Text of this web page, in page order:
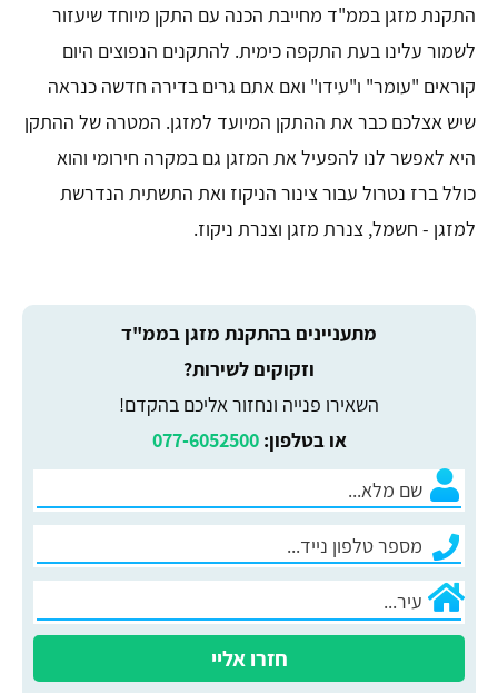
התקנת מזגן בממ"ד מחייבת הכנה עם התקן מיוחד שיעזור
לשמור עלינו בעת התקפה כימית. להתקנים הנפוצים היום
קוראים "עומר" ו"עידו" ואם אתם גרים בדירה חדשה כנראה
שיש אצלכם כבר את ההתקן המיועד למזגן. המטרה של ההתקן
היא לאפשר לנו להפעיל את המזגן גם במקרה חירומי והוא
כולל ברז נטרול עבור צינור הניקוז ואת התשתית הנדרשת
למזגן - חשמל, צנרת מזגן וצנרת ניקוז.
מתעניינים בהתקנת מזגן בממ"ד
וזקוקים לשירות?
השאירו פנייה ונחזור אליכם בהקדם!
או בטלפון:077-6052500
חזרו אליי